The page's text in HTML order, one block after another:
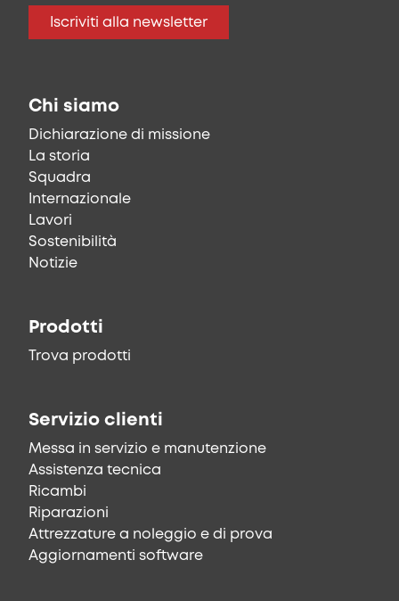
Iscriviti alla newsletter
Chi siamo
Dichiarazione di missione
La storia
Squadra
Internazionale
Lavori
Sostenibilità
Notizie
Prodotti
Trova prodotti
Servizio clienti
Messa in servizio e manutenzione
Assistenza tecnica
Ricambi
Riparazioni
Attrezzature a noleggio e di prova
Aggiornamenti software